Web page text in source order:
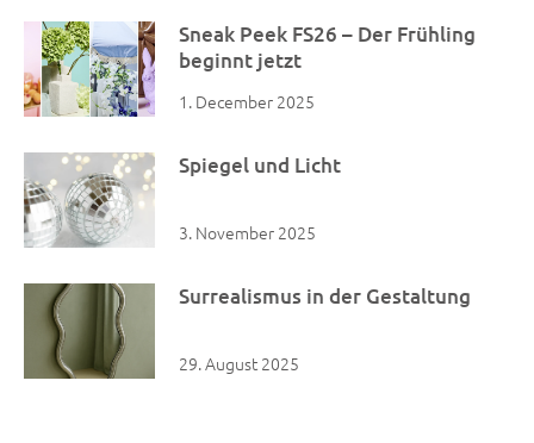
Sneak Peek FS26 – Der Frühling
beginnt jetzt
1. December 2025
Spiegel und Licht
3. November 2025
Surrealismus in der Gestaltung
29. August 2025